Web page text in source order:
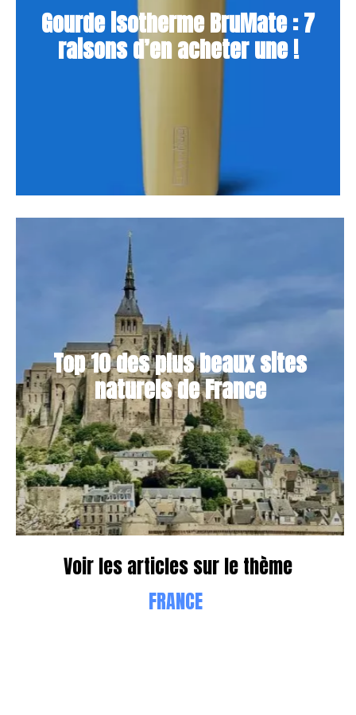
Gourde isotherme BruMate : 7
raisons d’en acheter une !
Top 10 des plus beaux sites
naturels de France
Voir les articles sur le thème
FRANCE